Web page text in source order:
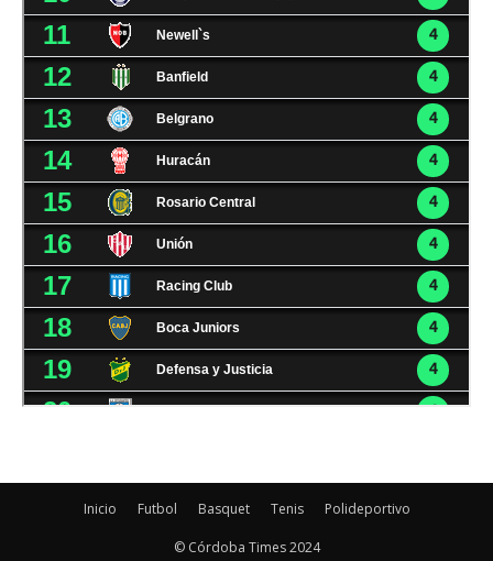
Inicio Futbol Basquet Tenis Polideportivo
© Córdoba Times 2024